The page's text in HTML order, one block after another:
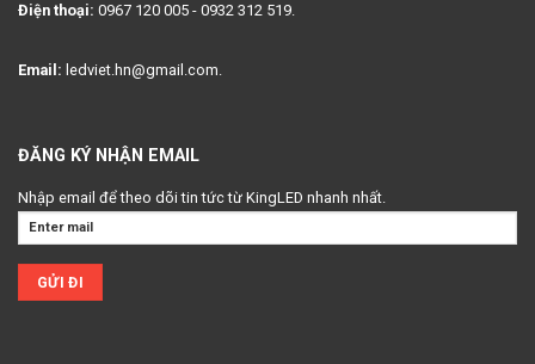
Điện thoại: 0967 120 005 - 0932 312 519.
Email: ledviet.hn@gmail.com.
ĐĂNG KÝ NHẬN EMAIL
Nhập email để theo dõi tin tức từ KingLED nhanh nhất.